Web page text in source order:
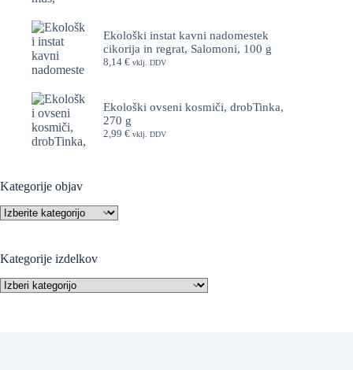
Ekološki instat kavni nadomestek
cikorija in regrat, Salomoni, 100 g
8,14 € vklj. DDV
Ekološki ovseni kosmiči, drobTinka,
270 g
2,99 € vklj. DDV
Kategorije objav
Kategorije
objav
Kategorije izdelkov